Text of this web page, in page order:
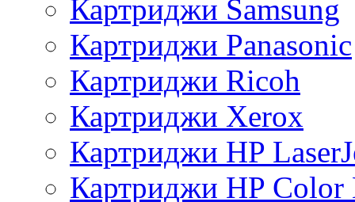
Картриджи Samsung
Картриджи Panasonic
Картриджи Ricoh
Картриджи Xerox
Картриджи HP
Картриджи HP Color